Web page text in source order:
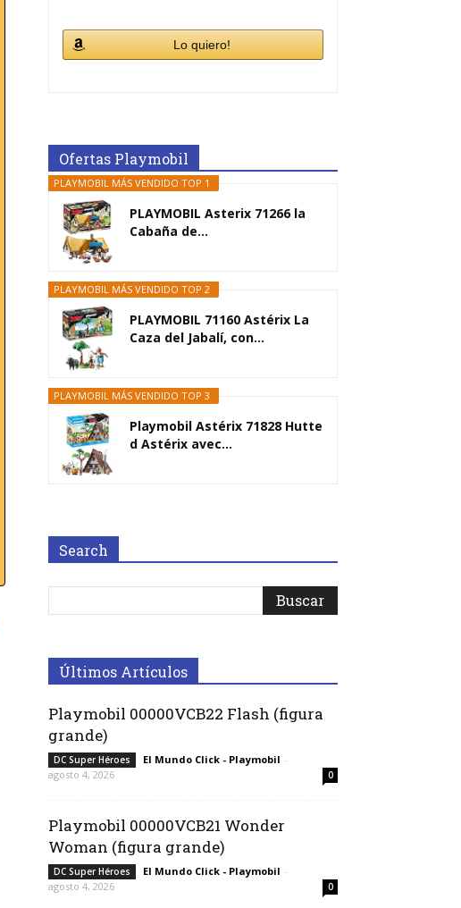
Lo quiero!
Ofertas Playmobil
PLAYMOBIL MÁS VENDIDO TOP 1
PLAYMOBIL Asterix 71266 la
Cabaña de...
PLAYMOBIL MÁS VENDIDO TOP 2
PLAYMOBIL 71160 Astérix La
Caza del Jabalí, con...
PLAYMOBIL MÁS VENDIDO TOP 3
Playmobil Astérix 71828 Hutte
d Astérix avec...
Search
Últimos Artículos
Playmobil 00000VCB22 Flash (figura
grande)
DC Super Héroes El Mundo Click - Playmobil -
agosto 4, 2026
0
Playmobil 00000VCB21 Wonder
Woman (figura grande)
DC Super Héroes El Mundo Click - Playmobil -
agosto 4, 2026
0